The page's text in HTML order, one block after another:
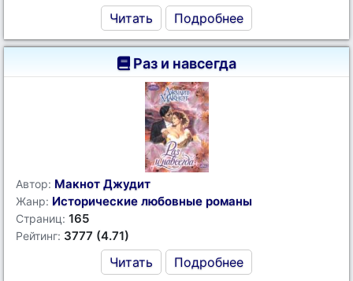
Читать Подробнее
Раз и навсегда
Автор: Макнот Джудит
Жанр: Исторические любовные романы
Страниц: 165
Рейтинг: 3777 (4.71)
Читать Подробнее